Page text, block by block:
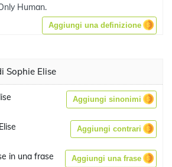
Human.
Aggiungi una definizione
Sophie Elise
Aggiungi sinonimi
Aggiungi contrari
in una frase Aggiungi una frase